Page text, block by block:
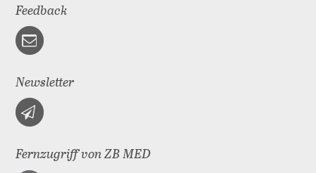
Feedback
Newsletter
Fernzugriff von ZB MED